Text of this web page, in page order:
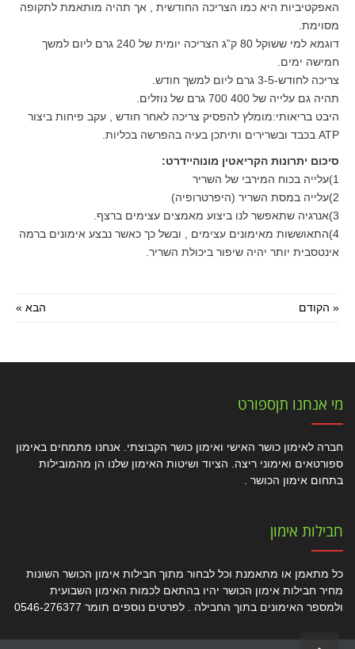
האפקטיביות היא כמו הצריכה החודשית , אך תהיה מותאמת לתקופה
מסוימת.
דוגמא למי ששוקל 80 ק”ג הצריכה יומית של 240 גרם ליום למשך
חמישה ימים.
צריכה לחודש-3-5 גרם ליום למשך חודש.
תהיה גם עלייה של 400 700 גרם של נוזלים.
היבט בריאותי:מומלץ להפסיק צריכה לאחר חודש , עקב פיחות ביצור
ATP בכבד ובשרירים ותיתכן בעיה בהפרשה בכליות.
סיכום יתרונות הקריאטין מונוהיידרט:
1)עלייה בכוח המירבי של השריר
2)עלייה במסת השריר (היפרטרופיה)
3)אנרגיה שתאפשר לנו ביצוע מאמצים עצימים ברצף.
4)התאוששות מאימונים עצימים , ובשל כך כאשר נבצע אימונים ברמה
אינטסבית יותר יהיה שיפור ביכולת השריר.
« הקודם הבא »
מי אנחנו תןספורט
חברה לאימון כושר האישי ואימון כושר הקבוצתי. אנחנו מתמחים באימון
ספורטאים ואימוני ריצה. הציוד ושיטות האימון שלנו הן מהמובילות
בתחום אימון הכושר .
חבילות אימון
כל מתאמן או מתאמנת וכל לבחור מתוך חבילות אימון הכושר השונות
מחיר חבילות אימון הכושר יהיו בהתאם לכמות האימון השבועית
ולמספר האימונים בתוך החבילה . לפרטים נוספים תומר 0546-276377